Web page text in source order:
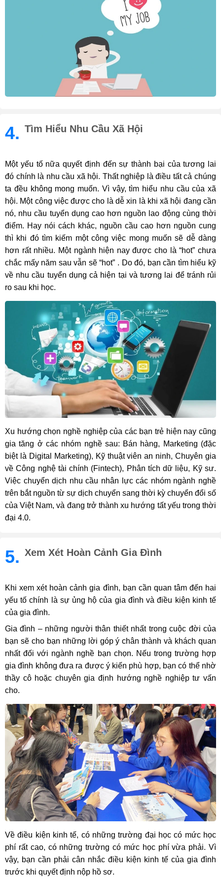
4. Tìm Hiểu Nhu Cầu Xã Hội
Một yếu tố nữa quyết định đến sự thành bại của tương lai
đó chính là nhu cầu xã hội. Thất nghiệp là điều tất cả chúng
ta đều không mong muốn. Vì vậy, tìm hiểu nhu cầu của xã
hội. Một công việc được cho là dễ xin là khi xã hội đang cần
nó, nhu cầu tuyển dụng cao hơn nguồn lao động cùng thời
điểm. Hay nói cách khác, nguồn cầu cao hơn nguồn cung
thì khi đó tìm kiếm một công việc mong muốn sẽ dễ dàng
hơn rất nhiều. Một ngành hiện nay được cho là “hot” chưa
chắc mấy năm sau vẫn sẽ “hot” . Do đó, bạn cần tìm hiểu kỹ
về nhu cầu tuyển dụng cả hiện tại và tương lai để tránh rủi
ro sau khi học.
Xu hướng chọn nghề nghiệp của các bạn trẻ hiện nay cũng
gia tăng ở các nhóm nghề sau: Bán hàng, Marketing (đặc
biệt là Digital Marketing), Kỹ thuật viên an ninh, Chuyên gia
về Công nghệ tài chính (Fintech), Phân tích dữ liệu, Kỹ sư.
Việc chuyển dịch nhu cầu nhân lực các nhóm ngành nghề
trên bắt nguồn từ sự dịch chuyển sang thời kỳ chuyển đổi số
của Việt Nam, và đang trở thành xu hướng tất yếu trong thời
đại 4.0.
5. Xem Xét Hoàn Cảnh Gia Đình
Khi xem xét hoàn cảnh gia đình, bạn cần quan tâm đến hai
yếu tố chính là sự ủng hộ của gia đình và điều kiện kinh tế
của gia đình.
Gia đình – những người thân thiết nhất trong cuộc đời của
bạn sẽ cho bạn những lời góp ý chân thành và khách quan
nhất đối với ngành nghề bạn chọn. Nếu trong trường hợp
gia đình không đưa ra được ý kiến phù hợp, bạn có thể nhờ
thầy cô hoặc chuyên gia định hướng nghề nghiệp tư vấn
cho.
Về điều kiện kinh tế, có những trường đại học có mức học
phí rất cao, có những trường có mức học phí vừa phải. Vì
vậy, bạn cần phải cân nhắc điều kiện kinh tế của gia đình
trước khi quyết định nộp hồ sơ.